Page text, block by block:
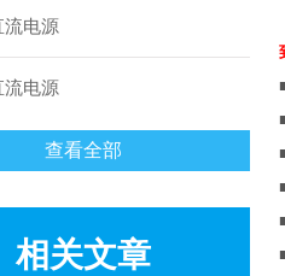
流电源
流电源
查看全部
相关文章